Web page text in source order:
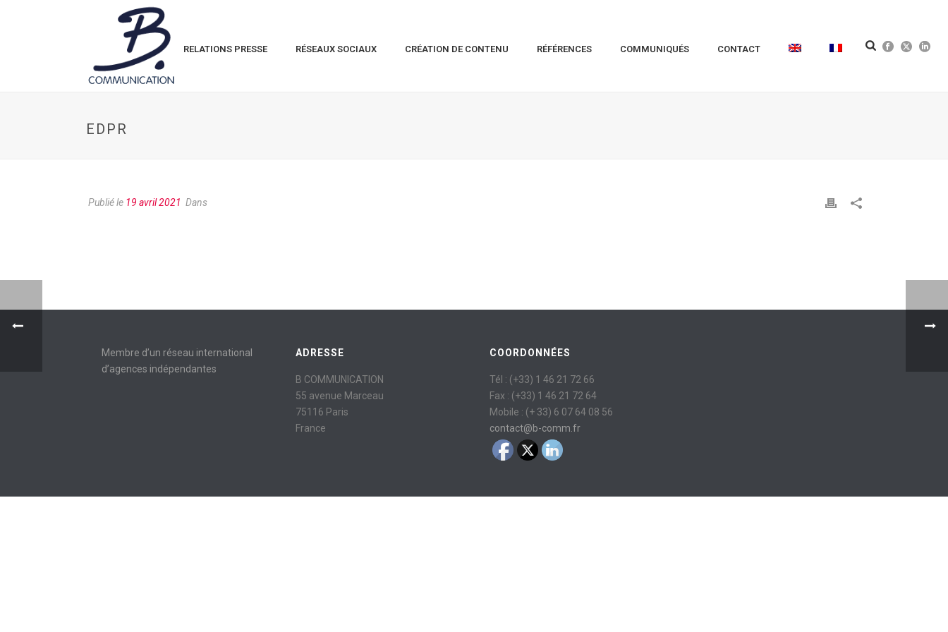
RELATIONS PRESSE RÉSEAUX SOCIAUX CRÉATION DE CONTENU RÉFÉRENCES COMMUNIQUÉS CONTACT
EDPR
Publié le 19 avril 2021 Dans
Membre d’un réseau international
d’agences indépendantes
ADRESSE
B COMMUNICATION
55 avenue Marceau
75116 Paris
France
COORDONNÉES
Tél : (+33) 1 46 21 72 66
Fax : (+33) 1 46 21 72 64
Mobile : (+ 33) 6 07 64 08 56
contact@b-comm.fr